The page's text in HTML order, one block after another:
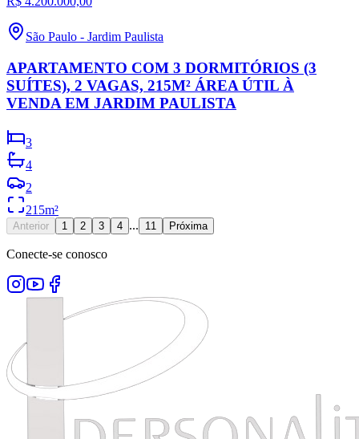
São Paulo - Jardim Paulista
APARTAMENTO COM 3 DORMITÓRIOS (3
SUÍTES), 2 VAGAS, 215M² ÁREA ÚTIL À
VENDA EM JARDIM PAULISTA
3
4
2
215m²
Anterior 1 2 3 4 ... 11 Próxima
Conecte-se conosco